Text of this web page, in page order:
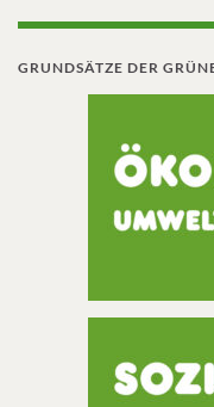
GRUNDSÄTZE DER